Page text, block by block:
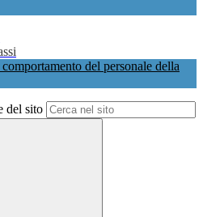
del personale della
del sito